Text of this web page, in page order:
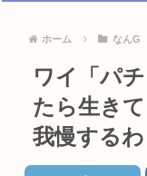
ホーム なんG
ワイ「パ
たら生き
我慢するわ